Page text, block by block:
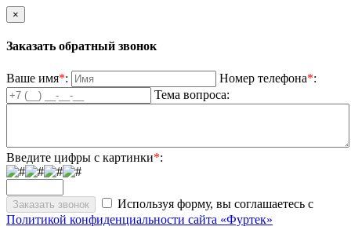
×
Заказать обратный звонок
Ваше имя*: Номер телефона*:
Тема вопроса:
Введите цифры с картинки*:
Используя форму, вы соглашаетесь с
Политикой конфиденциальности сайта «Фуртек»